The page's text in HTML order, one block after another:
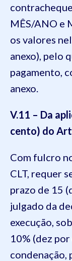
MÊS/ANO e
os valores
anexo), pelo
pagamento,
anexo.
V.11 – Da
cento) do
Com fulcro
CLT, requer
prazo de 15
julgado da
execução,
10% (dez
condenação,